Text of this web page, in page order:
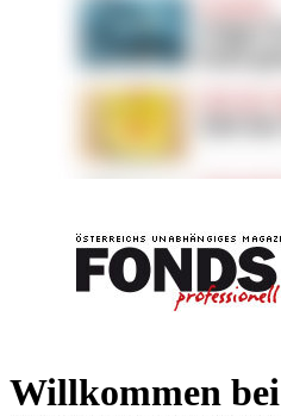
Willkommen bei